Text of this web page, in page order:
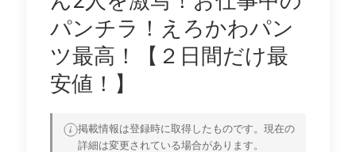
パンチラ！えろかわパン
ツ最高！【２日間だけ最
安値！】
掲載情報は登録時に取得したものです。現在の
詳細は変更されている場合があります。